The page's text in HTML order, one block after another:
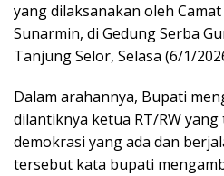
yang dilaksanakan oleh
Sunarmin, di Gedung Serba
Tanjung Selor, Selasa (6/1/
Dalam arahannya, Bupati
dilantiknya ketua RT/RW
demokrasi yang ada dan
tersebut kata bupati